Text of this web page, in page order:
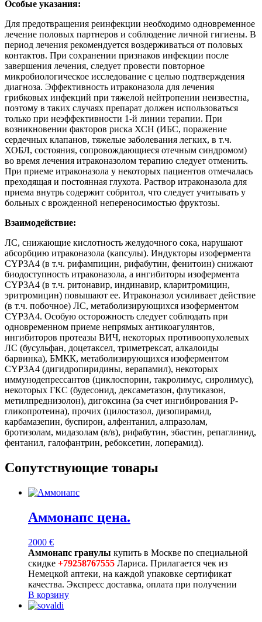
Особые указания:
Для предотвращения реинфекции необходимо одновременное
лечение половых партнеров и соблюдение личной гигиены. В
период лечения рекомендуется воздерживаться от половых
контактов. При сохранении признаков инфекции после
завершения лечения, следует провести повторное
микробиологическое исследование с целью подтверждения
диагноза. Эффективность итраконазола для лечения
грибковых инфекций при тяжелой нейтропении неизвестна,
поэтому в таких случаях препарат должен использоваться
только при неэффективности 1-й линии терапии. При
возникновении факторов риска ХСН (ИБС, поражение
сердечных клапанов, тяжелые заболевания легких, в т.ч.
ХОБЛ, состояния, сопровождающиеся отечным синдромом)
во время лечения итраконазолом терапию следует отменить.
При приеме итраконазола у некоторых пациентов отмечалась
преходящая и постоянная глухота. Раствор итраконазола для
приема внутрь содержит собритол, что следует учитывать у
больных с врожденной непереносимостью фруктозы.
Взаимодействие:
ЛС, снижающие кислотность желудочного сока, нарушают
абсорбцию итраконазола (капсулы). Индукторы изофермента
CYP3A4 (в т.ч. рифампицин, рифабутин, фенитоин) снижают
биодоступность итраконазола, а ингибиторы изофермента
CYP3A4 (в т.ч. ритонавир, индинавир, кларитромицин,
эритромицин) повышают ее. Итраконазол усиливает действие
(в т.ч. побочное) ЛС, метаболизирующихся изоферментом
CYP3A4. Особую осторожность следует соблюдать при
одновременном приеме непрямых антикоагулянтов,
ингибиторов протеазы ВИЧ, некоторых противоопухолевых
ЛС (бусульфан, доцетаксел, триметрексат, алкалоиды
барвинка), БМКК, метаболизирующихся изоферментом
CYP3A4 (дигидропиридины, верапамил), некоторых
иммунодепрессантов (циклоспорин, такролимус, сиролимус),
некоторых ГКС (будесонид, дексаметазон, флутиказон,
метилпреднизолон), дигоксина (за счет ингибирования P-
гликопротеина), прочих (цилостазол, дизопирамид,
карбамазепин, буспирон, алфентанил, алпразолам,
бротизолам, мидазолам (в/в), рифабутин, эбастин, репаглинид,
фентанил, галофантрин, ребоксетин, лоперамид).
Сопутствующие товары
Аммонапс цена.
2000 €
Аммонапс гранулы купить в Москве по специальной
скидке +79258767555 Лариса. Прилагается чек из
Немецкой аптеки, на каждой упаковке сертификат
качества. Экспресс доставка, оплата при получении
В корзину